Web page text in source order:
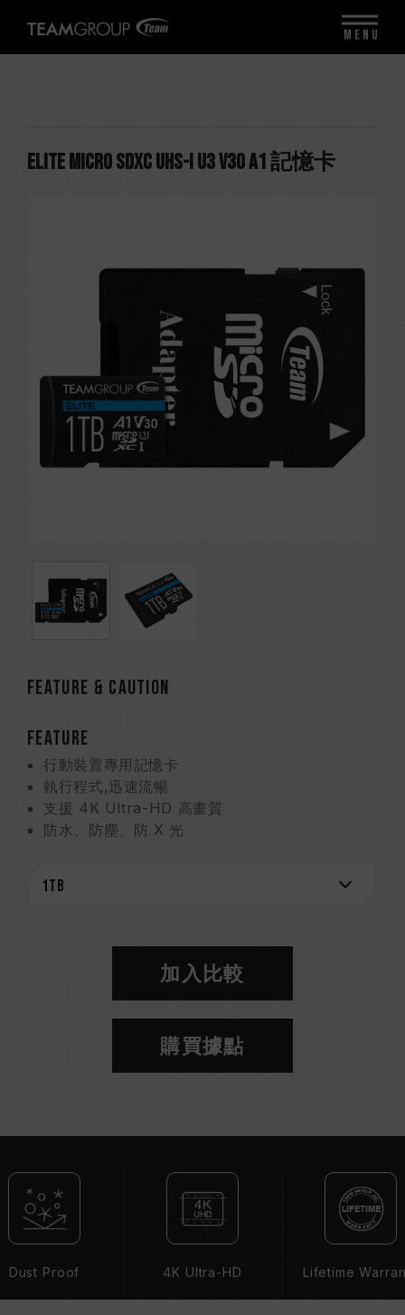
ELITE Micro SDXC UHS-I U3 V30 A1 記憶卡
FEATURE & CAUTION
FEATURE
行動裝置專用記憶卡
執行程式,迅速流暢
支援 4K Ultra-HD 高畫質
防水、防塵、防 X 光
加入比較
購買據點
Dust Proof 4K Ultra-HD Lifetime
MENU